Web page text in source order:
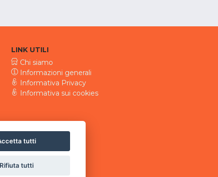
LINK UTILI
Chi siamo
Informazioni generali
Informativa Privacy
Informativa sui cookies
tutti
tutti